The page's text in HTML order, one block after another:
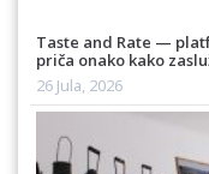
Taste and Rate —
priča onako kako
26 Jula, 2026